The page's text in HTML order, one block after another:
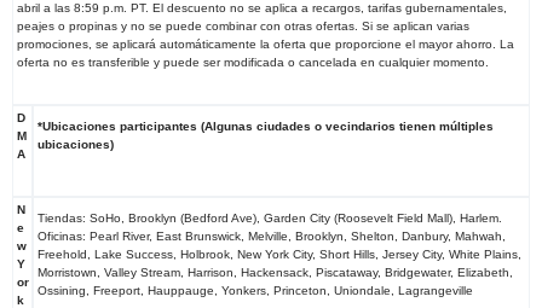
abril a las 8:59 p.m. PT. El descuento no se aplica a recargos, tarifas gubernamentales,
peajes o propinas y no se puede combinar con otras ofertas. Si se aplican varias
promociones, se aplicará automáticamente la oferta que proporcione el mayor ahorro. La
oferta no es transferible y puede ser modificada o cancelada en cualquier momento.
D
M
A
*Ubicaciones participantes (Algunas ciudades o vecindarios tienen múltiples
ubicaciones)
N
e
w
Y
or
k
Tiendas: SoHo, Brooklyn (Bedford Ave), Garden City (Roosevelt Field Mall), Harlem.
Oficinas: Pearl River, East Brunswick, Melville, Brooklyn, Shelton, Danbury, Mahwah,
Freehold, Lake Success, Holbrook, New York City, Short Hills, Jersey City, White Plains,
Morristown, Valley Stream, Harrison, Hackensack, Piscataway, Bridgewater, Elizabeth,
Ossining, Freeport, Hauppauge, Yonkers, Princeton, Uniondale, Lagrangeville